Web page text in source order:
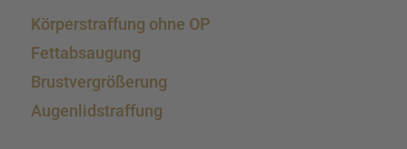
Körper­straf­fung ohne OP
Fettab­sau­gung
Brust­ver­grö­ße­rung
Augen­lid­s­traf­fung